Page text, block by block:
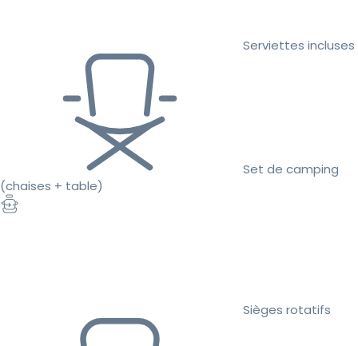
Serviettes incluses
Set de camping
(chaises + table)
Sièges rotatifs